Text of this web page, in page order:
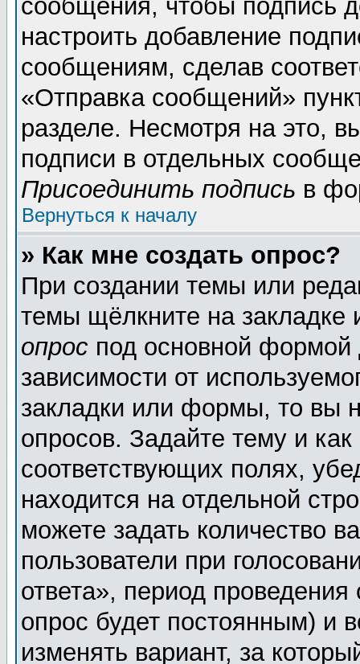
сообщения, чтобы подпись
настроить добавление
сообщениям, сделав
«Отправка сообщений»
разделе. Несмотря на это,
подписи в отдельных
Присоединить подпись в
Вернуться к началу
» Как мне создать опрос?
При создании темы или
темы щёлкните на
опрос под основной
зависимости от
закладки или формы, то вы
опросов. Задайте тему и
соответствующих полях,
находится на отдельной
можете задать количество
пользователи при
ответа», период проведения
опрос будет постоянным) и
изменять вариант, за